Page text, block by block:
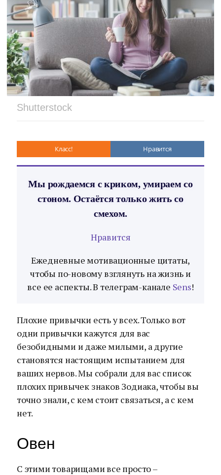
Shutterstock
Класс! Нравится
Мы рождаемся с криком, умираем со
стоном. Остаётся только жить со
смехом.
Нравится
Ежедневные мотивационные цитаты,
чтобы по-новому взглянуть на жизнь и
все ее аспекты. В телеграм-канале Sens!
Плохие привычки есть у всех. Только вот
одни привычки кажутся для вас
безобидными и даже милыми, а другие
становятся настоящим испытанием для
ваших нервов. Мы собрали для вас список
плохих привычек знаков Зодиака, чтобы вы
точно знали, с кем стоит связаться, а с кем
нет.
Овен
С этими товарищами все просто –